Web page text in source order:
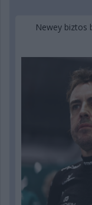
Newey biztos